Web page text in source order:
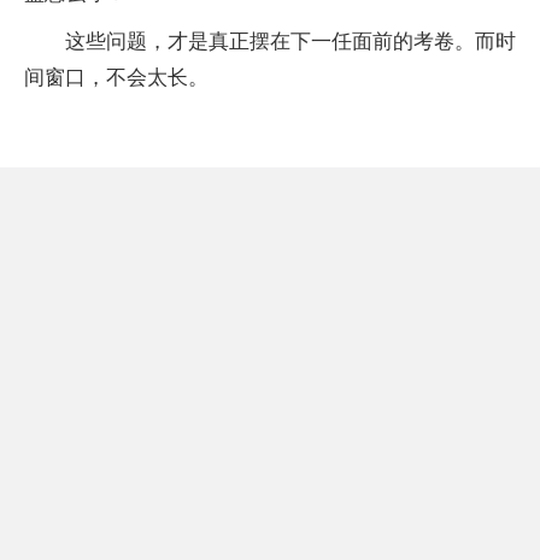
这些问题，才是真正摆在下一任面前的考卷。而时
间窗口，不会太长。